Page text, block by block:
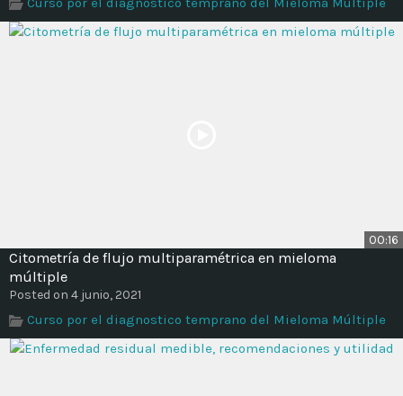
00:16
Citometría de flujo multiparamétrica en mieloma
múltiple
Posted on 4 junio, 2021
Curso por el diagnostico temprano del Mieloma Múltiple